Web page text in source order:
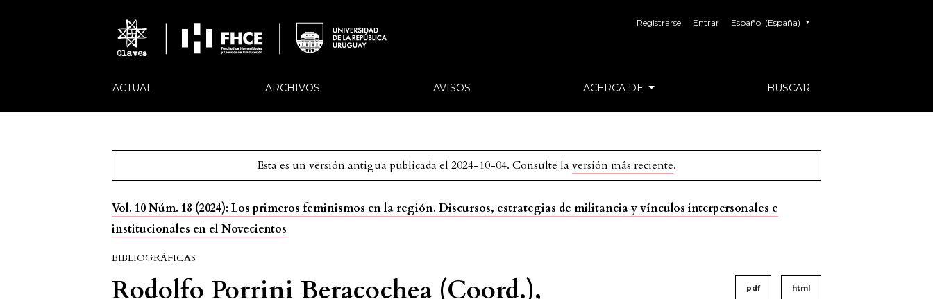
Registrarse Entrar Español (España)
ACTUAL ARCHIVOS AVISOS ACERCA DE BUSCAR
Esta es un versión antigua publicada el 2024-10-04. Consulte la versión más reciente.
Vol. 10 Núm. 18 (2024): Los primeros feminismos en la región. Discursos, estrategias de militancia y vínculos interpersonales e
institucionales en el Novecientos
BIBLIOGRÁFICAS
Rodolfo Porrini Beracochea (Coord.),
pdf html